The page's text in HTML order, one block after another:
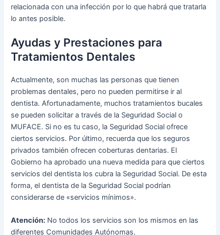
relacionada con una infección por lo que habrá que tratarla
lo antes posible.
Ayudas y Prestaciones para
Tratamientos Dentales
Actualmente, son muchas las personas que tienen
problemas dentales, pero no pueden permitirse ir al
dentista. Afortunadamente, muchos tratamientos bucales
se pueden solicitar a través de la Seguridad Social o
MUFACE. Si no es tu caso, la Seguridad Social ofrece
ciertos servicios. Por último, recuerda que los seguros
privados también ofrecen coberturas dentarias. El
Gobierno ha aprobado una nueva medida para que ciertos
servicios del dentista los cubra la Seguridad Social. De esta
forma, el dentista de la Seguridad Social podrían
considerarse de «servicios mínimos».
Atención: No todos los servicios son los mismos en las
diferentes Comunidades Autónomas.